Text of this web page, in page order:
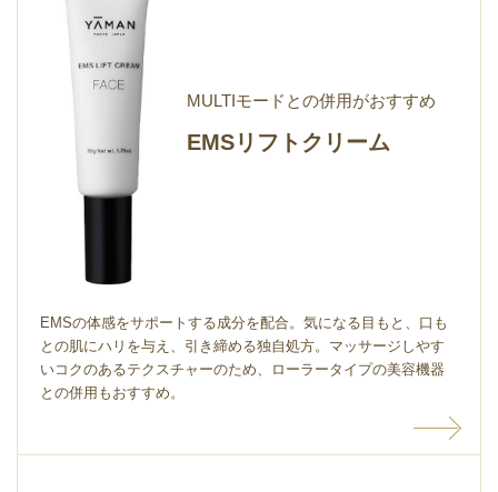
MULTIモードとの併⽤がおすすめ
EMSリフトクリーム
EMSの体感をサポートする成分を配合。気になる⽬もと、⼝も
との肌にハリを与え、引き締める独⾃処⽅。マッサージしやす
いコクのあるテクスチャーのため、ローラータイプの美容機器
との併⽤もおすすめ。